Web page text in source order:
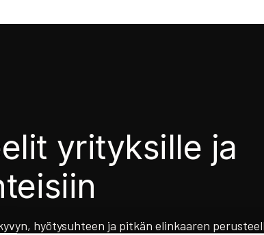
yrityksille ja
hyötysuhteen ja pitkän elinkaaren